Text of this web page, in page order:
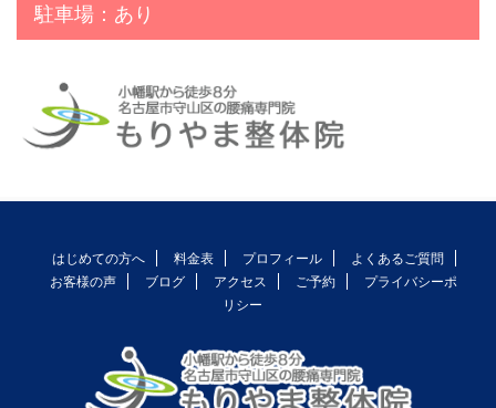
駐車場：あり
はじめての方へ 料金表 プロフィール
よくあるご質問
お客様の声
ブログ アクセス ご予約
プライバシーポ
リシー